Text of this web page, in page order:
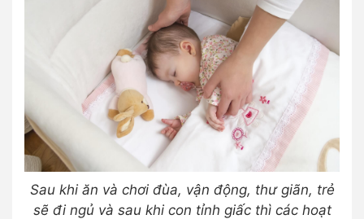
Sau khi ăn và chơi đùa, vận động, thư giãn, trẻ
sẽ đi ngủ và sau khi con tỉnh giấc thì các hoạt